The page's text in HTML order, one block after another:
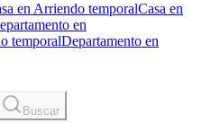
en Arriendo temporalCasa en
en
temporalDepartamento en
Buscar